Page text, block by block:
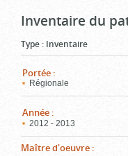
Inventaire du
Type : Inventaire
Portée :
Régionale
Année :
2012 - 2013
Maître d'oeuvre :